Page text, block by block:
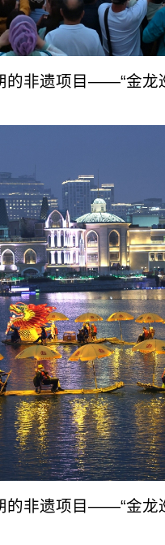
的非遗项目——“金龙
的非遗项目——“金龙